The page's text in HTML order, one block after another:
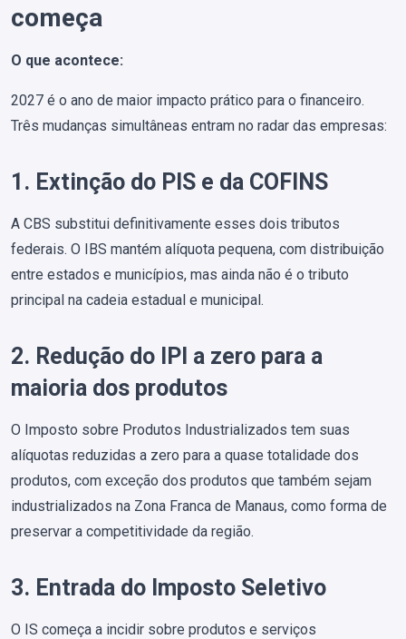
começa
O que acontece:
2027 é o ano de maior impacto prático para o financeiro.
Três mudanças simultâneas entram no radar das empresas:
1. Extinção do PIS e da COFINS
A CBS substitui definitivamente esses dois tributos
federais. O IBS mantém alíquota pequena, com distribuição
entre estados e municípios, mas ainda não é o tributo
principal na cadeia estadual e municipal.
2. Redução do IPI a zero para a
maioria dos produtos
O Imposto sobre Produtos Industrializados tem suas
alíquotas reduzidas a zero para a quase totalidade dos
produtos, com exceção dos produtos que também sejam
industrializados na Zona Franca de Manaus, como forma de
preservar a competitividade da região.
3. Entrada do Imposto Seletivo
O IS começa a incidir sobre produtos e serviços